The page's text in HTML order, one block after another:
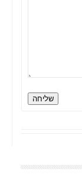
שליחה